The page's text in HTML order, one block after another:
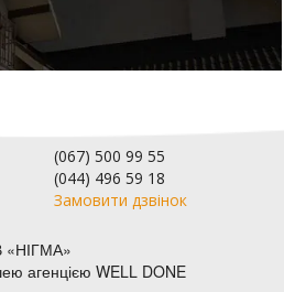
(067) 500 99 55
(044) 496 59 18
Замовити дзвінок
«НІГМА»
агенцією WELL DONE